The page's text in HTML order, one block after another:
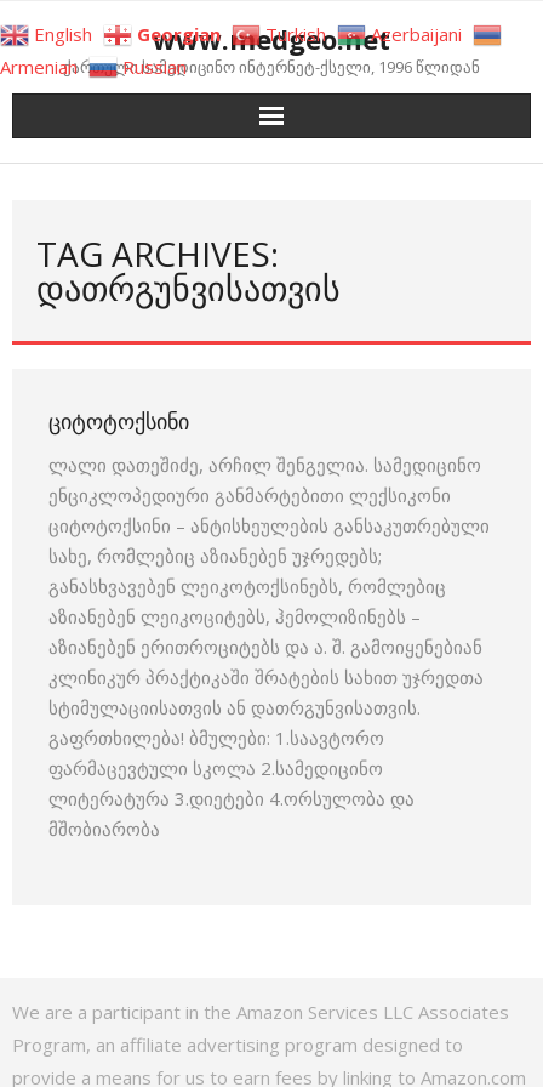
to
content
www.medgeo.net
ქართული სამედიცინო ინტერნეტ-ქსელი, 1996 წლიდან
TAG ARCHIVES:
ᲓᲐᲗᲠᲒᲣᲜᲕᲘᲡᲐᲗᲕᲘᲡ
ᲪᲘᲢᲝᲢᲝᲥᲡᲘᲜᲘ
ლალი დათეშიძე, არჩილ შენგელია. სამედიცინო
ენციკლოპედიური განმარტებითი ლექსიკონი
ციტოტოქსინი – ანტისხეულების განსაკუთრებული
სახე, რომლებიც აზიანებენ უჯრედებს;
განასხვავებენ ლეიკოტოქსინებს, რომლებიც
აზიანებენ ლეიკოციტებს, ჰემოლიზინებს –
აზიანებენ ერითროციტებს და ა. შ. გამოიყენებიან
კლინიკურ პრაქტიკაში შრატების სახით უჯრედთა
სტიმულაციისათვის ან დათრგუნვისათვის.
გაფრთხილება! ბმულები: 1.საავტორო
ფარმაცევტული სკოლა 2.სამედიცინო
ლიტერატურა 3.დიეტები 4.ორსულობა და
მშობიარობა
We are a participant in the Amazon Services LLC Associates
Program, an affiliate advertising program designed to
provide a means for us to earn fees by linking to Amazon.com
English Georgian Turkish
Azerbaijani
Armenian
Russian